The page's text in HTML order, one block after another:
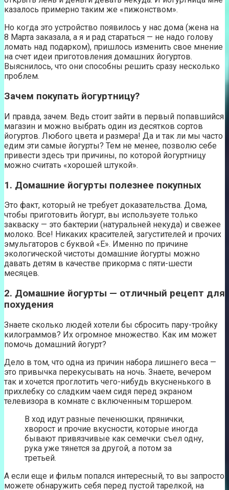
казалось примерно таким же «пижонством».
Но когда это устройство появилось у нас дома (жена на
8 Марта заказала, а я и рад стараться — не надо голову
ломать над подарком), пришлось изменить свое мнение
на счет идеи приготовления домашних йогуртов.
Выяснилось, что они способны решить сразу несколько
проблем.
Зачем покупать йогуртницу?
И правда, зачем. Ведь стоит зайти в первый попавшийся
магазин и можно выбрать один из десятков сортов
йогуртов. Любого цвета и размера! Да и так ли мы часто
едим эти самые йогурты? Тем не менее, позволю себе
привести здесь три причины, по которой йогуртницу
можно считать «хорошей штукой».
1. Домашние йогурты полезнее покупных
Это факт, который не требует доказательства. Дома,
чтобы приготовить йогурт, вы используете только
закваску — это бактерии (натуральней некуда) и свежее
молоко. Все! Никаких красителей, загустителей и прочих
эмульгаторов с буквой «E». Именно по причине
экологической чистоты домашние йогурты можно
давать детям в качестве прикорма с пяти-шести
месяцев.
2. Домашние йогурты — отличный рецепт для
похудения
Знаете сколько людей хотели бы сбросить пару-тройку
килограммов? Их огромное множество. Как им может
помочь домашний йогурт?
Дело в том, что одна из причин набора лишнего веса —
это привычка перекусывать на ночь. Знаете, вечером
так и хочется проглотить чего-нибудь вкусненького в
прихлебку со сладким чаем сидя перед экраном
телевизора в комнате с включенным торшером.
В ход идут разные печенюшки, прянички,
хворост и прочие вкусности, которые иногда
бывают привязчивые как семечки: съел одну,
рука уже тянется за другой, а потом за
третьей.
А если еще и фильм попался интересный, то вы запросто
можете обнаружить себя перед пустой тарелкой, на